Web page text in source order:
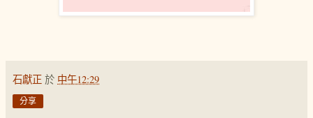
石獻正 於 中午12:29
分享